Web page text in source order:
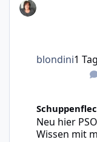
blondini1 Tag
Neu hier
Wissen mit